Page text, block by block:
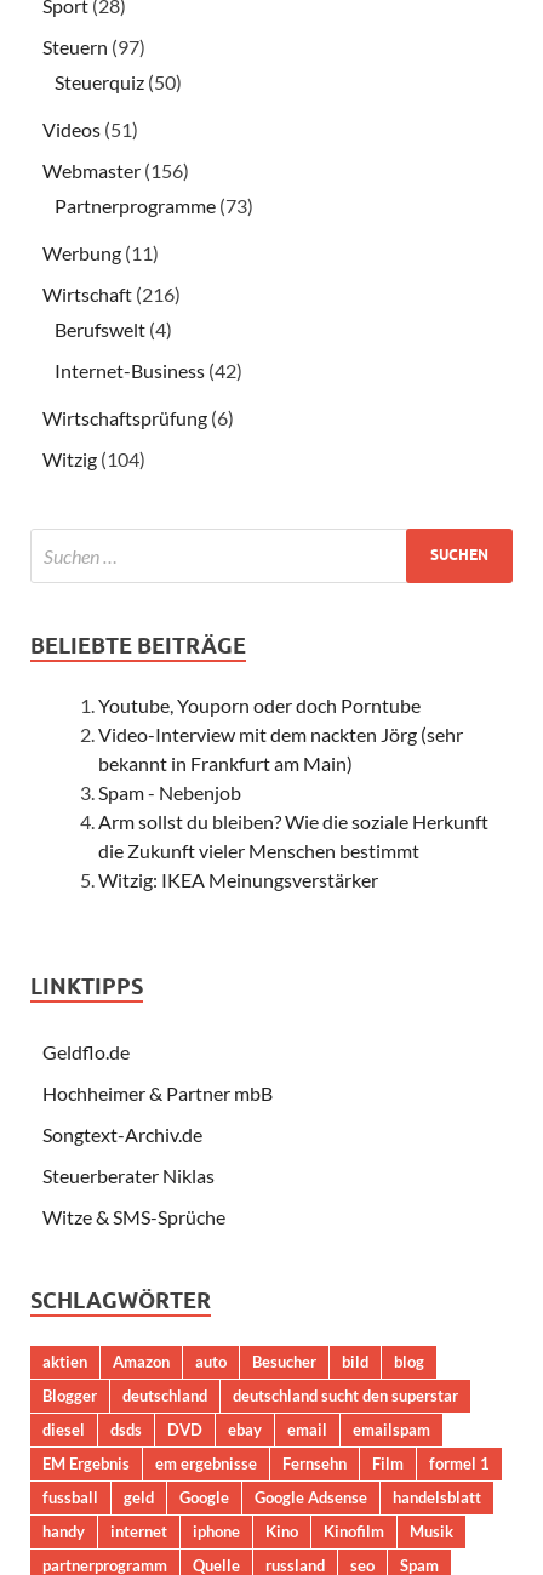
Sport (28)
Steuern (97)
Steuerquiz (50)
Videos (51)
Webmaster (156)
Partnerprogramme (73)
Werbung (11)
Wirtschaft (216)
Berufswelt (4)
Internet-Business (42)
Wirtschaftsprüfung (6)
Witzig (104)
BELIEBTE BEITRÄGE
Youtube, Youporn oder doch Porntube
Video-Interview mit dem nackten Jörg (sehr
bekannt in Frankfurt am Main)
Spam - Nebenjob
Arm sollst du bleiben? Wie die soziale Herkunft
die Zukunft vieler Menschen bestimmt
Witzig: IKEA Meinungsverstärker
LINKTIPPS
Geldflo.de
Hochheimer & Partner mbB
Songtext-Archiv.de
Steuerberater Niklas
Witze & SMS-Sprüche
SCHLAGWÖRTER
aktien Amazon auto Besucher bild
blog
Blogger
deutschland
deutschland sucht den superstar
diesel
dsds DVD ebay email
emailspam
EM Ergebnis
em ergebnisse Fernsehn Film
formel 1
fussball
geld Google Google Adsense
handelsblatt
handy
internet iphone Kino Kinofilm
Musik
partnerprogramm
Quelle russland seo Spam